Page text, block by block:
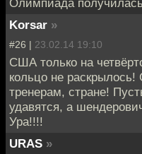
Korsar »
#26 | 23.02.14 19:10
США только на
кольцо не
тренерам, стране!
удавятся, а
Ура!!!!
URAS »